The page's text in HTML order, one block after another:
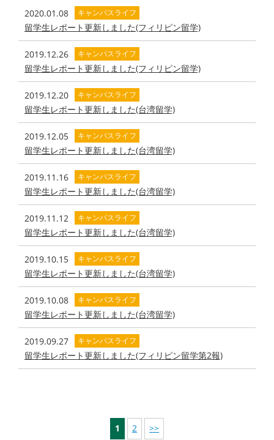
2020.01.08 キャンパスライフ
留学生レポート更新しました(フィリピン留学)
2019.12.26 キャンパスライフ
留学生レポート更新しました(フィリピン留学)
2019.12.20 キャンパスライフ
留学生レポート更新しました(台湾留学)
2019.12.05 キャンパスライフ
留学生レポート更新しました(台湾留学)
2019.11.16 キャンパスライフ
留学生レポート更新しました(台湾留学)
2019.11.12 キャンパスライフ
留学生レポート更新しました(台湾留学)
2019.10.15 キャンパスライフ
留学生レポート更新しました(台湾留学)
2019.10.08 キャンパスライフ
留学生レポート更新しました(台湾留学)
2019.09.27 キャンパスライフ
留学生レポート更新しました(フィリピン留学第2報)
1 2 >>